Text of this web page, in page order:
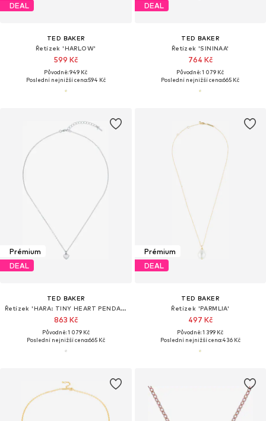
DEAL
TED BAKER
Řetízek 'HARLOW'
599 Kč
Původně: 949 Kč
Poslední nejnižší cena:594 Kč
DEAL
TED BAKER
Řetízek 'SININAA'
764 Kč
Původně: 1 079 Kč
Poslední nejnižší cena:665 Kč
Prémium
DEAL
TED BAKER
Řetízek 'HARA: TINY HEART PENDANT NECKLACE'
863 Kč
Původně: 1 079 Kč
Poslední nejnižší cena:665 Kč
Prémium
DEAL
TED BAKER
Řetízek 'PARMLIA'
497 Kč
Původně: 1 399 Kč
Poslední nejnižší cena:436 Kč